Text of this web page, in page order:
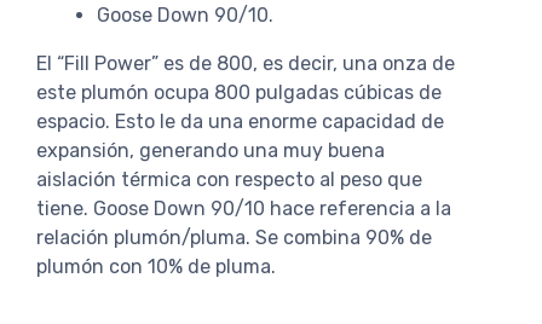
Goose Down 90/10.
El “Fill Power” es de 800, es decir, una onza de
este plumón ocupa 800 pulgadas cúbicas de
espacio. Esto le da una enorme capacidad de
expansión, generando una muy buena
aislación térmica con respecto al peso que
tiene. Goose Down 90/10 hace referencia a la
relación plumón/pluma. Se combina 90% de
plumón con 10% de pluma.